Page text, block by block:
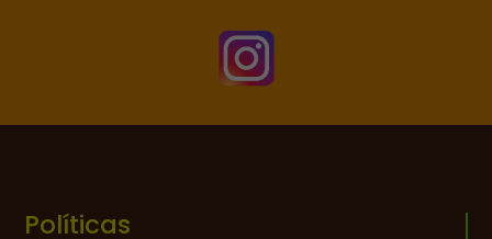

Políticas